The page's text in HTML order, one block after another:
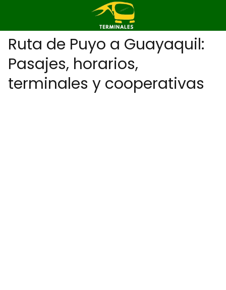
Ruta de Puyo a Guayaquil:
Pasajes, horarios,
terminales y cooperativas